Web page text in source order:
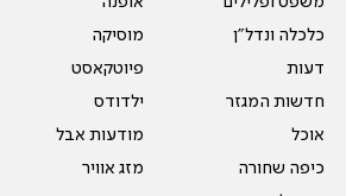
כלכלה ונדל"ן
דעות
חדשות המגזר
אוכל
כיפה שחורה
מוסיקה
פיוטקאסט
ילדודס
מודעות אבל
מזג אוויר